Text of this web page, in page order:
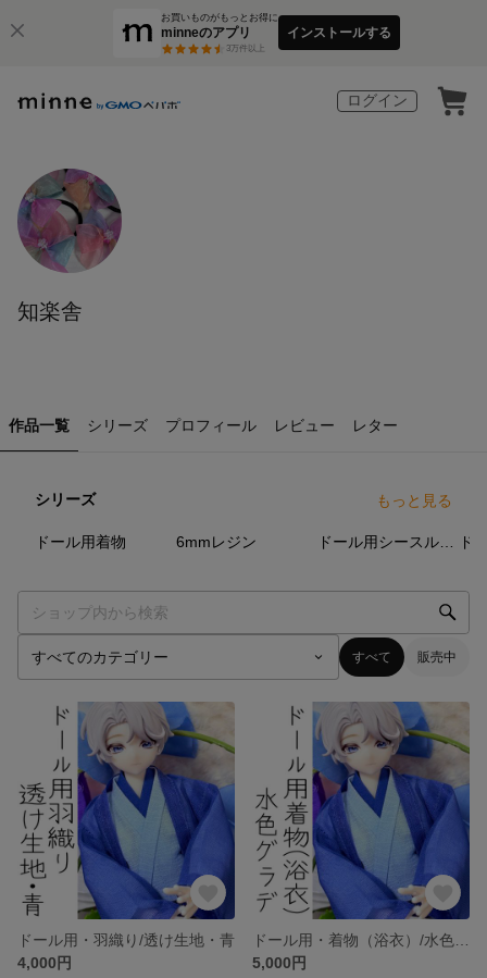
お買いものがもっとお得に
minneのアプリ
3万件以上
インストールする
ログイン
知楽舎
作品一覧 シリーズ プロフィール レビュー レター
シリーズ もっと見る
ドール用着物 6mmレジン ド
すべて 販売中
ドール用・羽織り/透け生地・青
4,000円
5,000円